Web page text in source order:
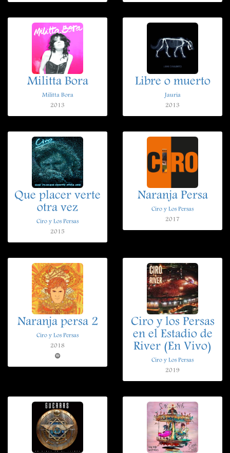
Militta Bora
Militta Bora
2013
Libre o muerto
Jauria
2013
Que placer verte
otra vez
Ciro y Los Persas
2015
Naranja Persa
Ciro y Los Persas
2017
Naranja persa 2
Ciro y Los Persas
2018
Ciro y los Persas
en el Estadio de
River (En Vivo)
Ciro y Los Persas
2019